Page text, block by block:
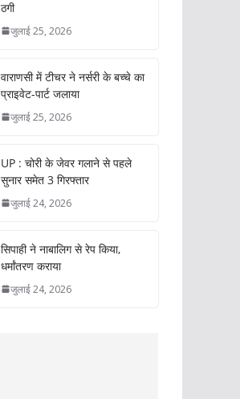
ठगी
जुलाई 25, 2026
वाराणसी में टीचर ने नर्सरी के बच्चे का
प्राइवेट-पार्ट जलाया
जुलाई 25, 2026
UP : चोरी के जेवर गलाने से पहले
सुनार समेत 3 गिरफ्तार
जुलाई 24, 2026
सिपाही ने नाबालिग से रेप किया,
धर्मांतरण कराया
जुलाई 24, 2026